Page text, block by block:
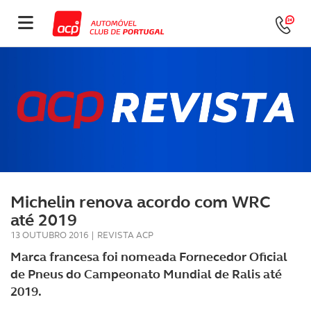
Michelin renova acordo com WRC
até 2019
13 OUTUBRO 2016 | REVISTA ACP
Marca francesa foi nomeada Fornecedor Oficial
de Pneus do Campeonato Mundial de Ralis até
2019.